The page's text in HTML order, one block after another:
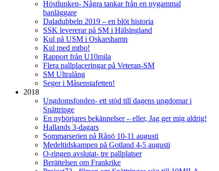
Höstlunken- Några tankar från en nygammal
banläggare
Daladubbeln 2019 – en blöt historia
SSK levererar på SM i Hälsingland
Kul på USM i Oskarshamn
Kul med mtbo!
Rapport från U10mila
Flera pallplaceringar på Veteran-SM
SM Ultralång
Seger i Måsenstafetten!
2018
Ungdomsfonden- ett stöd till dagens ungdomar i
Snättringe
En nybörjares bekännelser – eller, Jag ger mig aldrig!
Hallands 3-dagars
Sommarserien på Rånö 10-11 augusti
Medeltidskampen på Gotland 4-5 augusti
O-ringen avslutat- tre pallplatser
Berättelsen om Frankrike